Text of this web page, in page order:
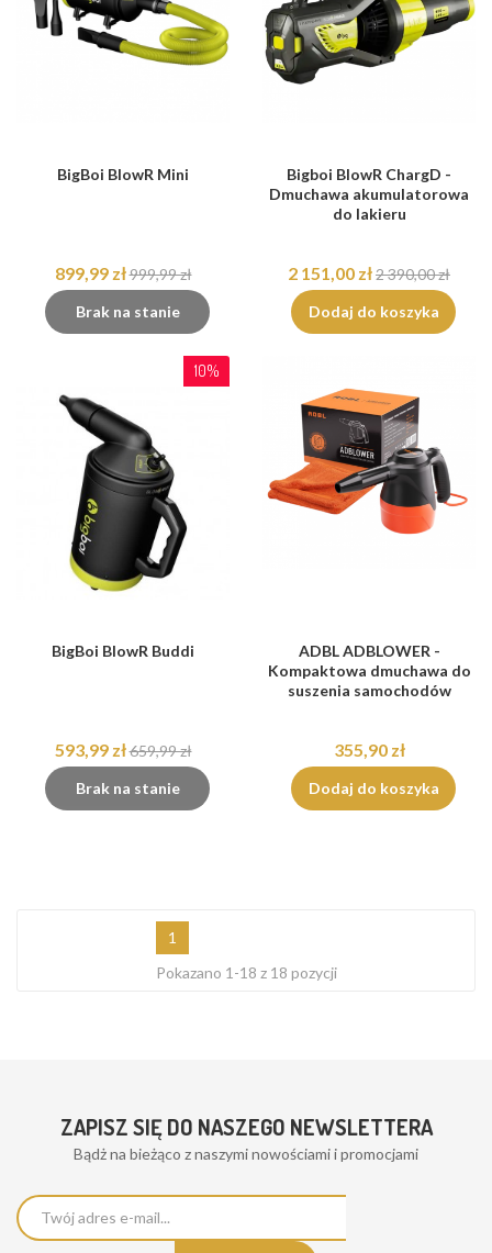
BigBoi BlowR Mini
899,99 zł999,99 zł
Brak na stanie
Bigboi BlowR ChargD -
Dmuchawa akumulatorowa
do lakieru
2 151,00 zł2 390,00 zł
Dodaj do koszyka
10%
BigBoi BlowR Buddi
593,99 zł659,99 zł
Brak na stanie
ADBL ADBLOWER -
Kompaktowa dmuchawa do
suszenia samochodów
355,90 zł
Dodaj do koszyka
1
Pokazano 1-18 z 18 pozycji
ZAPISZ SIĘ DO NASZEGO NEWSLETTERA
Bądż na bieżąco z naszymi nowościami i promocjami